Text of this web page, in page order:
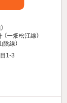
（一畑松江線）
陰線）
1-3